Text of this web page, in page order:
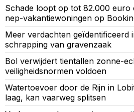
Schade loopt op tot 82.000 euro
nep-vakantiewoningen op
Meer verdachten geïdentificeerd
schrapping van gravenzaak
Bol verwijdert tientallen zonne-
veiligheidsnormen voldoen
Watertoevoer door de Rijn in
laag, kan vaarweg splitsen